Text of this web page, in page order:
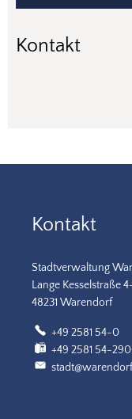
Kontakt
Kontakt
Stadtverwaltung
Lange Kesselstraße
48231 Warendorf
+49 2581 54-0
+49 2581 54-